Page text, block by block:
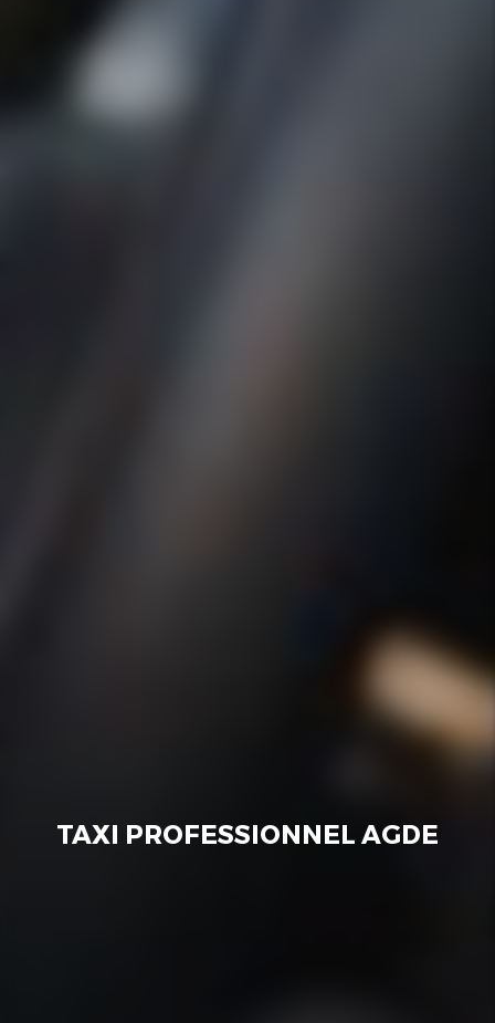
TAXI PROFESSIONNEL AGDE